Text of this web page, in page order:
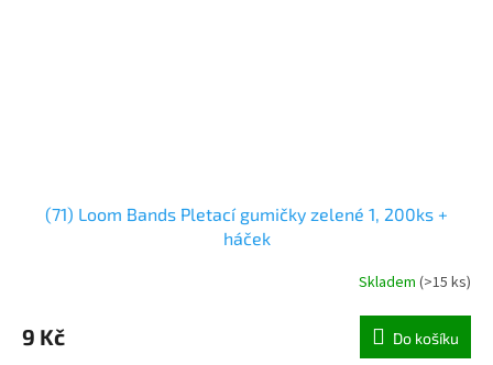
(71) Loom Bands Pletací gumičky zelené 1, 200ks +
háček
Skladem (>15 ks)
9 Kč Do košíku